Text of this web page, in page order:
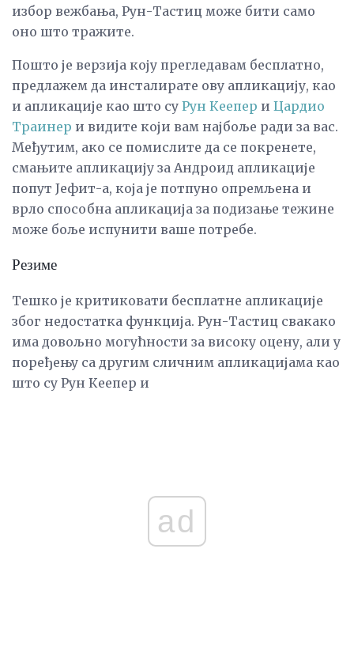
избор вежбања, Рун-Тастиц може бити само
оно што тражите.
Пошто је верзија коју прегледавам бесплатно,
предлажем да инсталирате ову апликацију, као
и апликације као што су Рун Кеепер и Цардио
Траинер и видите који вам најбоље ради за вас.
Међутим, ако се помислите да се покренете,
смањите апликацију за Андроид апликације
попут Јефит-а, која је потпуно опремљена и
врло способна апликација за подизање тежине
може боље испунити ваше потребе.
Резиме
Тешко је критиковати бесплатне апликације
због недостатка функција. Рун-Тастиц свакако
има довољно могућности за високу оцену, али у
поређењу са другим сличним апликацијама као
што су Рун Кеепер и
ad